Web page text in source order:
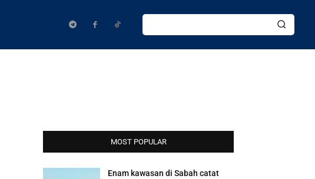
MOST POPULAR
Enam kawasan di Sabah catat